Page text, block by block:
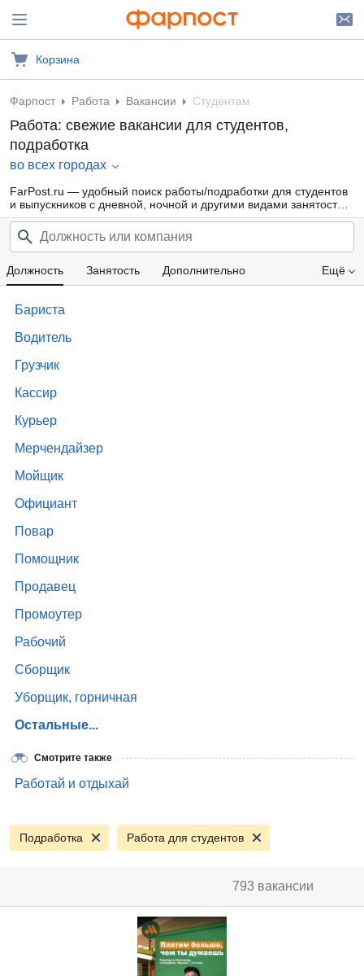
Корзина
Фарпост Работа Вакансии Студентам
Работа: свежие вакансии для студентов,
подработка
во всех городах
FarPost.ru — удобный поиск работы/подработки для студентов
и выпускников с дневной, ночной и другими видами занятости
для девушек и парней от прямых работодателей, а также от
кадровых агентств. Свежие вакансии каждый день.
Ещё
Должность Занятость Дополнительно
Зарплата
Бариста
Водитель
Грузчик
Кассир
Курьер
Мерчендайзер
Мойщик
Официант
Повар
Помощник
Продавец
Промоутер
Рабочий
Сборщик
Уборщик, горничная
Остальные...
Смотрите также
Работай и отдыхай
Подработка Работа для студентов
793 вакансии